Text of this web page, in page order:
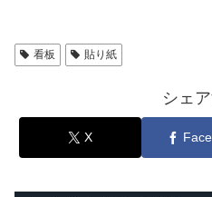
看板 貼り紙
シェ
X